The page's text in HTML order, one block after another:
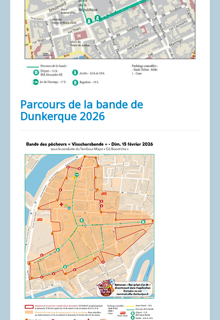
Parcours de la bande de
Dunkerque 2026